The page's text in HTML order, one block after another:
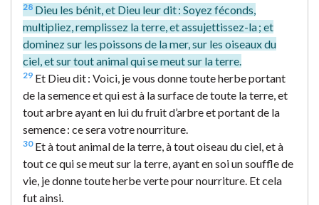
28 Dieu les bénit, et Dieu leur dit : Soyez féconds,
multipliez, remplissez la terre, et assujettissez-la ; et
dominez sur les poissons de la mer, sur les oiseaux du
ciel, et sur tout animal qui se meut sur la terre.
29 Et Dieu dit : Voici, je vous donne toute herbe portant
de la semence et qui est à la surface de toute la terre, et
tout arbre ayant en lui du fruit d’arbre et portant de la
semence : ce sera votre nourriture.
30Et à tout animal de la terre, à tout oiseau du ciel, et à
tout ce qui se meut sur la terre, ayant en soi un souffle de
vie, je donne toute herbe verte pour nourriture. Et cela
fut ainsi.